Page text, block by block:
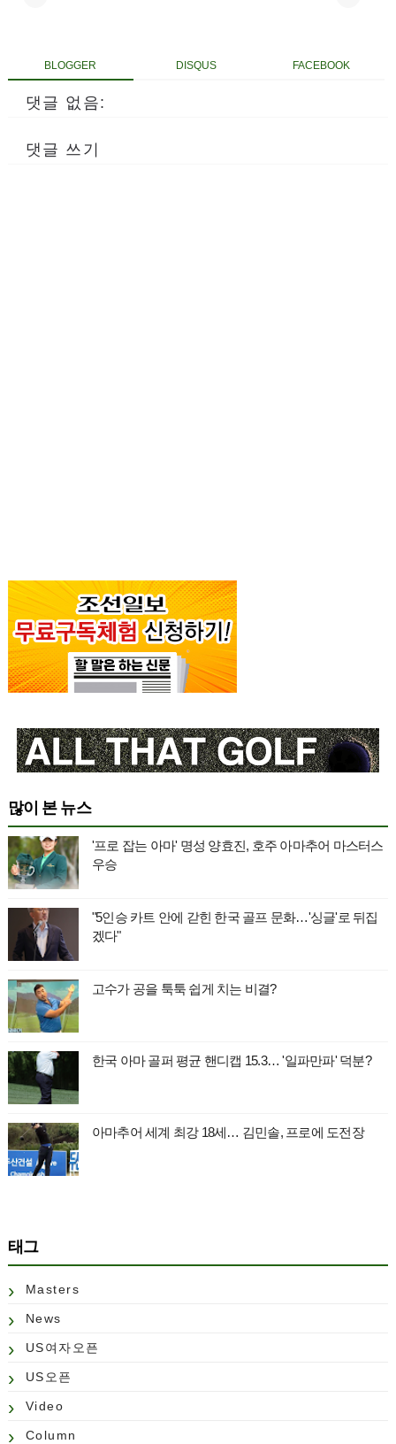
BLOGGER DISQUS FACEBOOK
댓글 없음:
댓글 쓰기
많이 본 뉴스
'프로 잡는 아마' 명성 양효진, 호주 아마추어 마스터스
우승
"5인승 카트 안에 갇힌 한국 골프 문화…'싱글'로 뒤집
겠다"
고수가 공을 툭툭 쉽게 치는 비결?
한국 아마 골퍼 평균 핸디캡 15.3… '일파만파' 덕분?
아마추어 세계 최강 18세… 김민솔, 프로에 도전장
태그
Masters
News
US여자오픈
US오픈
Video
Column